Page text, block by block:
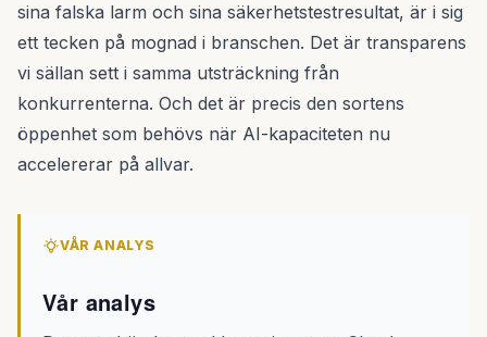
sina falska larm och sina säkerhetstestresultat, är i sig
ett tecken på mognad i branschen. Det är transparens
vi sällan sett i samma utsträckning från
konkurrenterna. Och det är precis den sortens
öppenhet som behövs när AI-kapaciteten nu
accelererar på allvar.
VÅR ANALYS
Vår analys